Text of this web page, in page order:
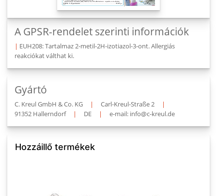
A GPSR-rendelet szerinti információk
| EUH208: Tartalmaz 2-metil-2H-izotiazol-3-ont. Allergiás
reakciókat válthat ki.
Gyártó
C. Kreul GmbH & Co. KG | Carl-Kreul-Straße 2
|
91352 Hallerndorf
| DE | e-mail: info@c-kreul.de
Hozzáillő termékek